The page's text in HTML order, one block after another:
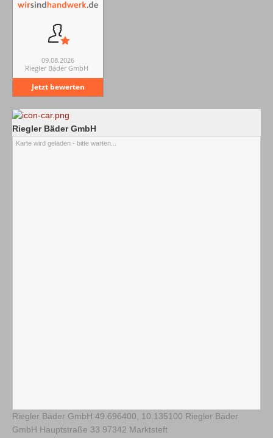
09.08.2026
Riegler Bäder GmbH
Jetzt bewerten
Riegler Bäder GmbH
Karte wird geladen - bitte warten...
Riegler Bäder GmbH 49.696400 10.135100 Riegler Bäder
GmbH Hauptstraße 33 97342 Marktsteft